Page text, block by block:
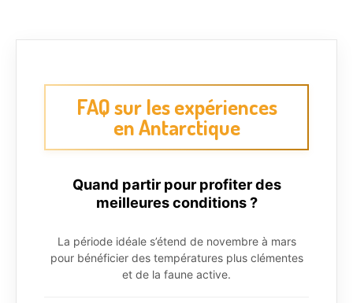
FAQ sur les expériences
en Antarctique
Quand partir pour profiter des
meilleures conditions ?
La période idéale s’étend de novembre à mars
pour bénéficier des températures plus clémentes
et de la faune active.